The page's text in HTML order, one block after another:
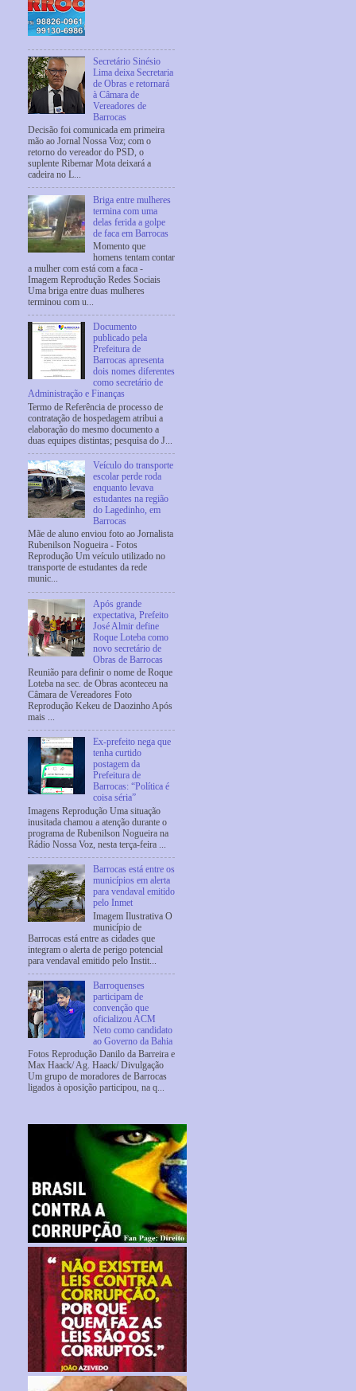
Secretário Sinésio
Lima deixa Secretaria
de Obras e retornará
à Câmara de
Vereadores de
Barrocas
Decisão foi comunicada em primeira
mão ao Jornal Nossa Voz; com o
retorno do vereador do PSD, o
suplente Ribemar Mota deixará a
cadeira no L...
Briga entre mulheres
termina com uma
delas ferida a golpe
de faca em Barrocas
Momento que
homens tentam contar
a mulher com está com a faca -
Imagem Reprodução Redes Sociais
Uma briga entre duas mulheres
terminou com u...
Documento
publicado pela
Prefeitura de
Barrocas apresenta
dois nomes diferentes
como secretário de
Administração e Finanças
Termo de Referência de processo de
contratação de hospedagem atribui a
elaboração do mesmo documento a
duas equipes distintas; pesquisa do J...
Veículo do transporte
escolar perde roda
enquanto levava
estudantes na região
do Lagedinho, em
Barrocas
Mãe de aluno enviou foto ao Jornalista
Rubenilson Nogueira - Fotos
Reprodução Um veículo utilizado no
transporte de estudantes da rede
munic...
Após grande
expectativa, Prefeito
José Almir define
Roque Loteba como
novo secretário de
Obras de Barrocas
Reunião para definir o nome de Roque
Loteba na sec. de Obras aconteceu na
Câmara de Vereadores Foto
Reprodução Kekeu de Daozinho Após
mais ...
Ex-prefeito nega que
tenha curtido
postagem da
Prefeitura de
Barrocas: “Política é
coisa séria”
Imagens Reprodução Uma situação
inusitada chamou a atenção durante o
programa de Rubenilson Nogueira na
Rádio Nossa Voz, nesta terça-feira ...
Barrocas está entre os
municípios em alerta
para vendaval emitido
pelo Inmet
Imagem Ilustrativa O
município de
Barrocas está entre as cidades que
integram o alerta de perigo potencial
para vendaval emitido pelo Instit...
Barroquenses
participam de
convenção que
oficializou ACM
Neto como candidato
ao Governo da Bahia
Fotos Reprodução Danilo da Barreira e
Max Haack/ Ag. Haack/ Divulgação
Um grupo de moradores de Barrocas
ligados à oposição participou, na q...